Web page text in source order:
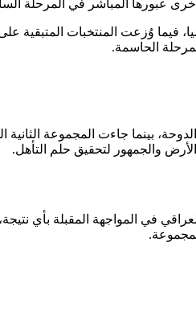
فيما وُزعت المنتخبات المتبقية
الحاسمة.
بينما جاءت المجموعة الثانية
والجمهور لتحقيق حلم التأهل.
في المواجهة المقبلة بأي